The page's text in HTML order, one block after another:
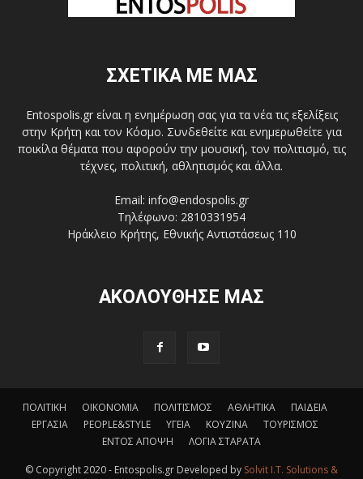
ΣΧΕΤΙΚΑ ΜΕ ΜΑΣ
Entospolis.gr είναι η ενημέρωση σας για τα νέα τις εξελίξεις
στην Κρήτη και τον Κόσμο. Συνδεθείτε και ενημερωθείτε για
ποικίλα θέματα που αφορούν την μουσική, τον πολιτισμό, τις
τέχνες, πολιτική, αθλητισμός και άλλα.
Email: info@endospolis.gr
Τηλέφωνο: 2810331954
Ηράκλειο Κρήτης, Εθνικής Αντιστάσεως 110
ΑΚΟΛΟΥΘΗΣΕ ΜΑΣ
ΠΟΛΙΤΙΚΗ ΟΙΚΟΝΟΜΙΑ ΠΟΛΙΤΙΣΜΟΣ ΑΘΛΗΤΙΚΑ
ΠΑΙΔΕΙΑ
ΕΡΓΑΣΙΑ
PEOPLE&STYLE ΥΓΕΙΑ ΚΟΥΖΙΝΑ
ΤΟΥΡΙΣΜΟΣ
ΕΝΤΟΣ ΑΠΟΨΗ
ΛΟΓΙΑ ΣΤΑΡΑΤΑ
© Copyright 2020 - Entospolis.gr Developed by Solvit I.T. Solutions &